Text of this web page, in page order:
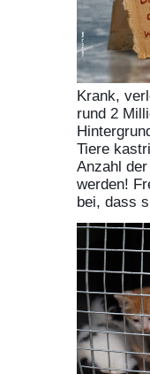
Krank,
rund 2
Tiere
Anzahl
werden!
bei, dass